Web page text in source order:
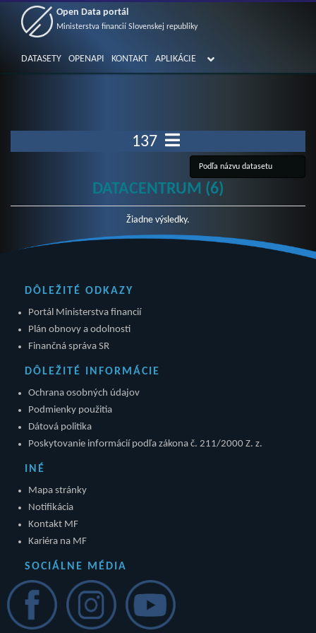
Open Data portál
Ministerstva financií Slovenskej republiky
DATASETY OPENAPI KONTAKT APLIKÁCIE
137
DATACENTRUM (6)
Žiadne výsledky.
DÔLEŽITÉ ODKAZY
Portál Ministerstva financií
Plán obnovy a odolnosti
Finančná správa SR
DÔLEŽITÉ INFORMÁCIE
Ochrana osobných údajov
Podmienky použitia
Dátová politika
Poskytovanie informácií podľa zákona č. 211/2000 Z. z.
INÉ
Mapa stránky
Notifikácia
Kontakt MF
Kariéra na MF
SOCIÁLNE MÉDIA